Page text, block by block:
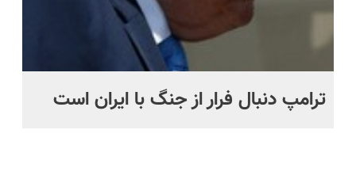
ترامپ دنبال فرار از جنگ با ایران است